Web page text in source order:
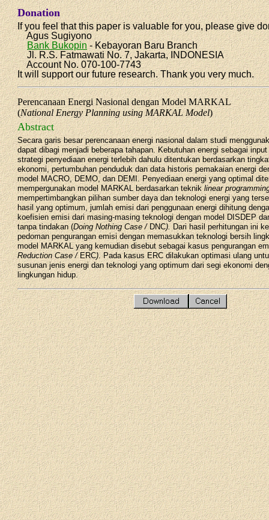
Donation
If you feel that this paper is valuable for you, please give
Agus Sugiyono
Bank Bukopin- Kebayoran Baru Branch
Jl. R.S. Fatmawati No. 7, Jakarta, INDONESIA
Account No. 070-100-7743
It will support our future research. Thank you very much.
Perencanaan Energi Nasional dengan Model MARKAL
(National Energy Planning using MARKAL Model)
Abstract
Secara garis besar perencanaan energi nasional dalam studi
dapat dibagi menjadi beberapa tahapan. Kebutuhan energi sebagai
strategi penyediaan energi terlebih dahulu ditentukan berdasarkan
ekonomi, pertumbuhan penduduk dan data historis pemakaian energi
model MACRO, DEMO, dan DEMI. Penyediaan energi yang optimal
mempergunakan model MARKAL berdasarkan tekniklinear
mempertimbangkan pilihan sumber daya dan teknologi energi yang
hasil yang optimum, jumlah emisi dari penggunaan energi dihitung
koefisien emisi dari masing-masing teknologi dengan model DISDEP
tanpa tindakan (Doing Nothing Case /DNC).Dari hasil perhitungan ini
pedoman pengurangan emisi dengan memasukkan teknologi bersih
model MARKAL yang kemudian disebut sebagai kasus pengurangan
Reduction Case / ERC). Pada kasus ERC dilakukan optimasi ulang
susunan jenis energi dan teknologi yang optimum dari segi ekonomi
lingkungan hidup.